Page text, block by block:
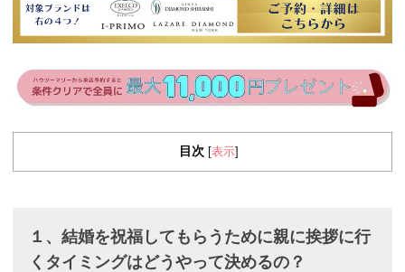
目次 表示
１、結婚を祝福してもらうために親に挨拶に行
くタイミングはどうやって決めるの？